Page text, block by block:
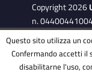
Copyright 2026
n.
Obiettivi di
This site is protected
Questo sito utilizza un
Confermando accetti il
disabilitarne l'uso,